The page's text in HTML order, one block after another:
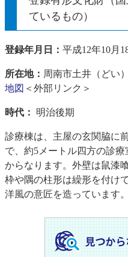
ているもの）
登録年月日： 平成12年10月
所在地： 周南市土井（どい）
地図 ＜外部リンク＞
時代： 明治後期
診療棟は、主屋の玄関脇に
で、約5メートル四方の診
からなります。外壁は鼠漆
枠や隅の柱形は繰形を付け
洋風の意匠を造っています。